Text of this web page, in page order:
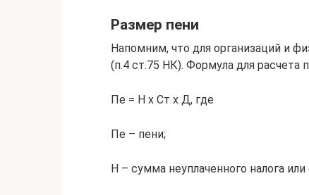
Размер пени
Напомним, что для организаций и
(п.4 ст.75 НК). Формула для расчета
Пе = Н х Ст х Д, где
Пе – пени;
Н – сумма неуплаченного налога или